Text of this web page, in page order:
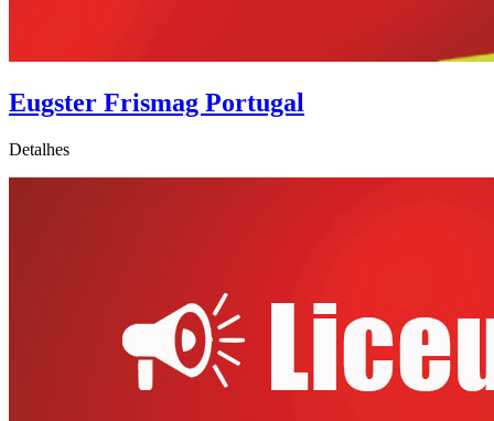
Eugster Frismag Portugal
Detalhes